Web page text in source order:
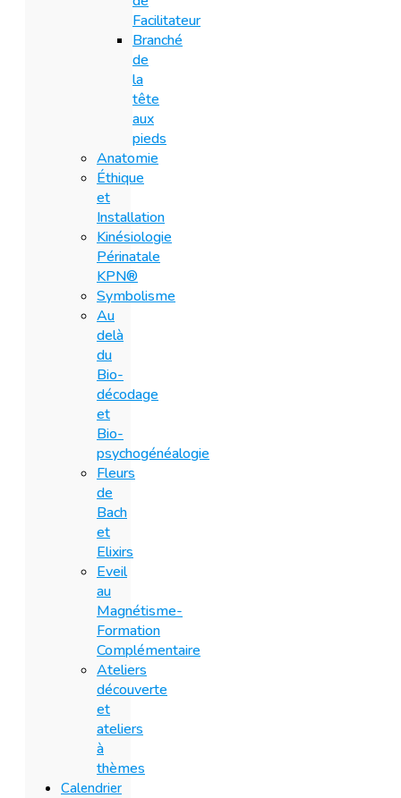
Facilitateur
Branché
de
la
tête
aux
pieds
Anatomie
Éthique
et
Installation
Kinésiologie
Périnatale
KPN®
Symbolisme
Au
delà
du
Bio-
décodage
et
Bio-
psychogénéalogie
Fleurs
de
Bach
et
Elixirs
Eveil
au
Magnétisme-
Formation
Complémentaire
Ateliers
découverte
et
ateliers
à
thèmes
Calendrier